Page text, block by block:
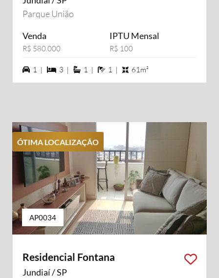
Parque União
Venda
R$ 580.000
IPTU Mensal
R$ 100
1 vagas na garagem
1 | 3 dormiórios
3 | 1 suítes
1 | 1 banheiros
1 | 61m²
ÓTIMA LOCALIZAÇÃO
AP0034
Residencial Fontana
Jundiaí / SP